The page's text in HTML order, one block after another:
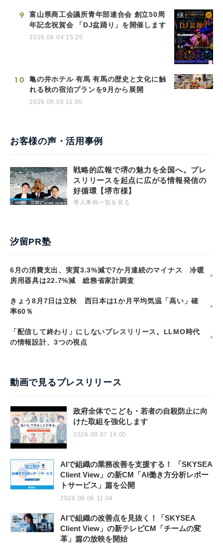
9
富山県商工会議所青年部連合会 創立50周
年記念祝賀会 「DJ盆踊り」を開催します
2026.08.04 15:25
10
亀の井ホテル 有馬 有馬の歴史と文化に触
れる秋の宿泊プランを9月から展開
2026.08.06 11:00
お客様の声・活用事例
戦略的広報で堺の魅力を全国へ。プレ
スリリースを起点に広がる情報発信の
好循環【堺市様】
導入事例一覧を見る
汐留PR塾
6月の消費支出、実質3.3%減で7か月連続のマイナス 冷暖
房用器具は22.7%減 総務省家計調査
きょう8月7日は立秋 西日本は1か月平均気温「高い」確
率60％
「配信して終わり」にしないプレスリリース。LLMO時代
の情報設計、3つの視点
動画で見るプレスリリース
政府全体でこども・若者の自殺防止に向
けた取組を強化します
2026.08.07 14:00
AIで組織の業務改善を支援する！ 「SKYSEA
Client View」の新CM「AI働き方分析レポー
トサービス」篇を公開
2026.08.06 11:04
AIで組織の改善点を見抜く！「SKYSEA
Client View」の新テレビCM「チームの変
革」篇の放映を開始